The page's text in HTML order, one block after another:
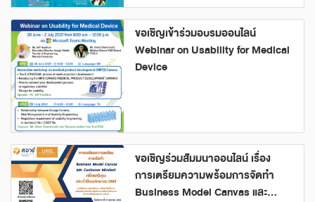
ขอเชิญเข้าร่วมอบรมออนไลน์
Webinar on Usability for Medical
Device
ขอเชิญร่วมสัมมนาออนไลน์ เรื่อง
การเตรียมความพร้อมการจัดทำ
Business Model Canvas และ